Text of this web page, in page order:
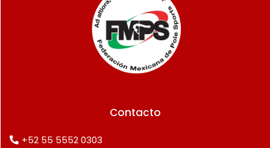
Contacto
+52 55 5552 0303